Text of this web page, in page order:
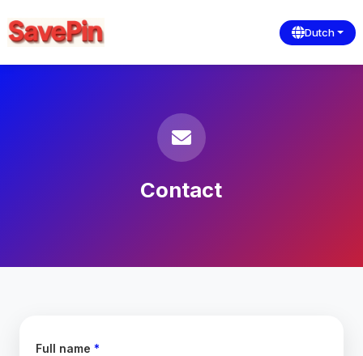
Dutch
Contact
Full name *